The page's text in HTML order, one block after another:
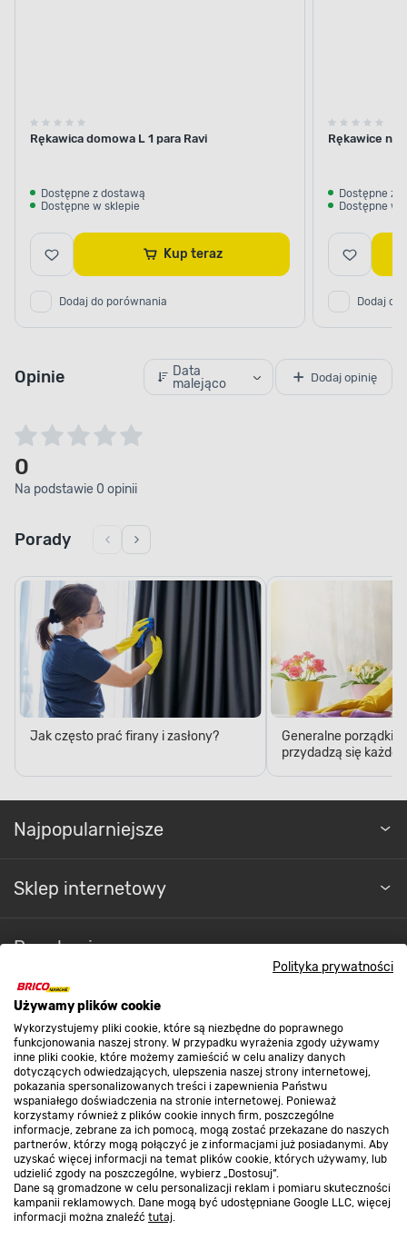
Polityka prywatności
Używamy plików cookie
Wykorzystujemy pliki cookie, które są niezbędne do poprawnego
funkcjonowania naszej strony. W przypadku wyrażenia zgody używamy
inne pliki cookie, które możemy zamieścić w celu analizy danych
dotyczących odwiedzających, ulepszenia naszej strony internetowej,
pokazania spersonalizowanych treści i zapewnienia Państwu
wspaniałego doświadczenia na stronie internetowej. Ponieważ
korzystamy również z plików cookie innych firm, poszczególne
informacje, zebrane za ich pomocą, mogą zostać przekazane do naszych
partnerów, którzy mogą połączyć je z informacjami już posiadanymi. Aby
uzyskać więcej informacji na temat plików cookie, których używamy, lub
udzielić zgody na poszczególne, wybierz „Dostosuj”.
Dane są gromadzone w celu personalizacji reklam i pomiaru skuteczności
kampanii reklamowych. Dane mogą być udostępniane Google LLC, więcej
informacji można znaleźć tutaj.
Rękawica domowa L 1 para Ravi
Dostępne z dostawą
Dostępne w sklepie
Kup teraz
Dodaj do porównania
Rękawice
Dostępne z
Dostępne w
Dodaj do
Opinie
Data
malejąco
Dodaj opinię
0
Na podstawie 0 opinii
Porady
Jak często prać firany i zasłony?
Generalne porządki
przydadzą się
Najpopularniejsze
Sklep internetowy
Regulaminy
Promocje
Nasze sklepy
O nas
Kontakt do sklepu